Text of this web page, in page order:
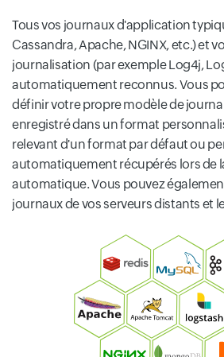
Tous vos journaux d'application
Cassandra, Apache, NGINX, etc.) et
journalisation (par exemple Log4j,
automatiquement reconnus. Vous
définir votre propre modèle de
enregistré dans un format
relevant d'un format par défaut ou
automatiquement récupérés lors de
automatique. Vous pouvez
journaux de vos serveurs distants et